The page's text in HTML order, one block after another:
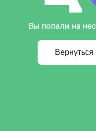
Вы попали на
Вернуться